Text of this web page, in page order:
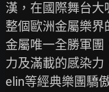
漢，在國際舞台大
整個歐洲金屬樂
金屬唯一全勝軍團
力及滿載的感染力
elin等經典樂團驕